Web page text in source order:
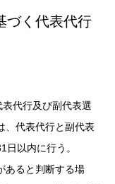
く代表代行
代行及び副代表選
、代表代行と副代表
以内に行う。
あると判断する場